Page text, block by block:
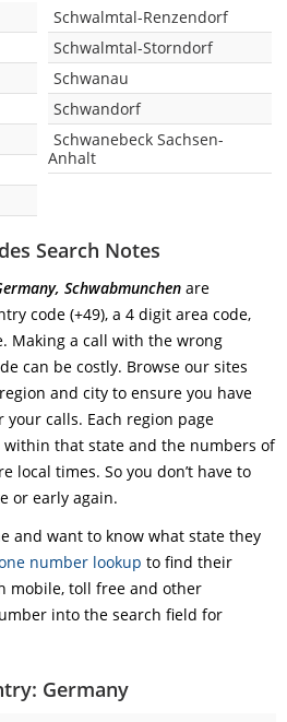
Schwalmtal-Renzendorf
Schwalmtal-Storndorf
Schwanau
Schwandorf
Schwanebeck Sachsen-
Anhalt
Search Notes
Schwabmunchen are
code (+49), a 4 digit area code,
Making a call with the wrong
can be costly. Browse our sites
and city to ensure you have
calls. Each region page
that state and the numbers of
local times. So you don’t have to
or early again.
and want to know what state they
number lookup to find their
mobile, toll free and other
into the search field for
Germany